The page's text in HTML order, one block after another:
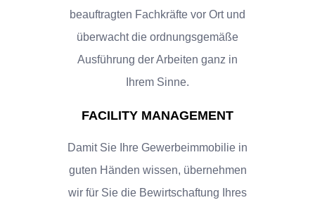
beauftragten Fachkräfte vor Ort und
überwacht die ordnungsgemäße
Ausführung der Arbeiten ganz in
Ihrem Sinne.
FACILITY MANAGEMENT
Damit Sie Ihre Gewerbeimmobilie in
guten Händen wissen, übernehmen
wir für Sie die Bewirtschaftung Ihres